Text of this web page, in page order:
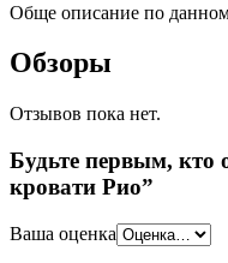
Обще описание по
Обзоры
Отзывов пока нет.
Будьте первым, кто
кровати Рио”
Ваша оценка